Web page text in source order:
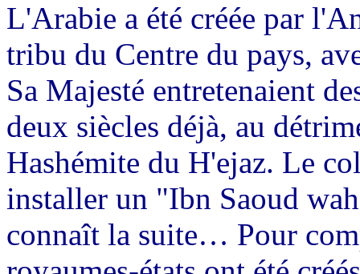
L'Arabie a été créée par
tribu du Centre du pays,
Sa Majesté entretenaient
deux siècles déjà, au
Hashémite du H'ejaz. Le
installer un "Ibn Saoud
connaît la suite… Pour